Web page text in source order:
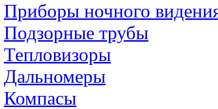
Приборы ночного
Подзорные трубы
Тепловизоры
Дальномеры
Компасы